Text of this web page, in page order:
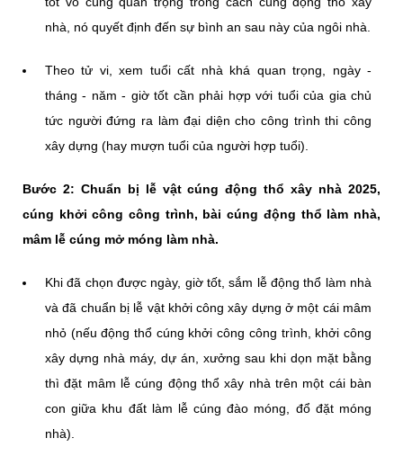
nhà, nó quyết định đến sự bình an sau này của ngôi nhà.
Theo tử vi, xem tuổi cất nhà khá quan trọng, ngày -
tháng - năm - giờ tốt cần phải hợp với tuổi của gia chủ
tức người đứng ra làm đại diện cho công trình thi công
xây dựng (hay mượn tuổi của người hợp tuổi).
Bước 2: Chuẩn bị lễ vật cúng động thổ xây nhà 2025,
cúng khởi công công trình, bài cúng động thổ làm nhà,
mâm lễ cúng mở móng làm nhà.
Khi đã chọn được ngày, giờ tốt, sắm lễ động thổ làm nhà
và đã chuẩn bị lễ vật khởi công xây dựng ở một cái mâm
nhỏ (nếu động thổ cúng khởi công công trình, khởi công
xây dựng nhà máy, dự án, xưởng sau khi dọn mặt bằng
thì đặt mâm lễ cúng động thổ xây nhà trên một cái bàn
con giữa khu đất làm lễ cúng đào móng, đổ đặt móng
nhà).